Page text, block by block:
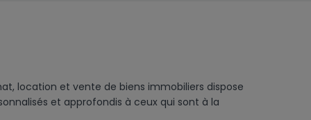
location et vente de biens immobiliers dispose
et approfondis à ceux qui sont à la